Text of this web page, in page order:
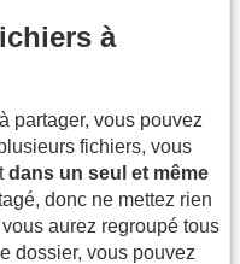
à
partager, vous pouvez
fichiers, vous
dans un seul et même
donc ne mettez rien
aurez regroupé tous
dossier, vous pouvez